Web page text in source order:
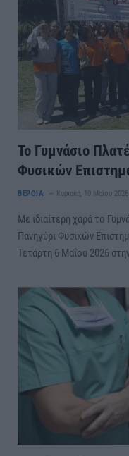
Το Γυμνάσιο
Φυσικών
ΒΕΡΟΙΑ Κυριακή, 10 Μαΐου
Με ιδιαίτερη χαρά το
Πανηγύρι Φυσικών
Τετάρτη 6 Μαΐου 2026